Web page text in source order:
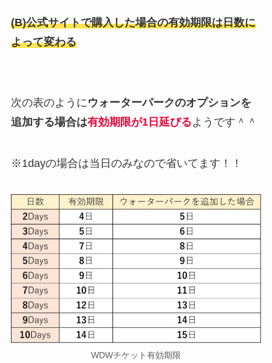
(B)公式サイトで購入した場合の有効期限は日数に
よって変わる
次の表のように ウォーターパークのオプションを
追加する場合は有効期限が1日延びるようです＾＾
※1dayの場合は当日のみなので省いてます！！
WDWチケット有効期限